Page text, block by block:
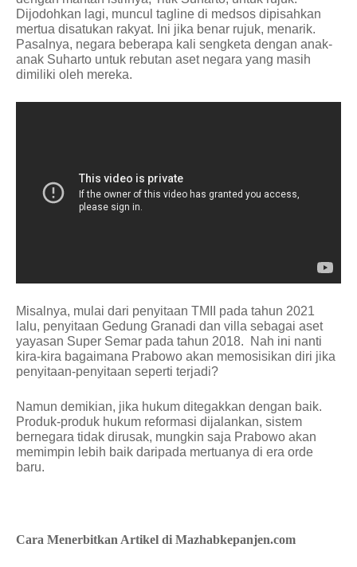
Dijodohkan lagi, muncul tagline di medsos dipisahkan
mertua disatukan rakyat. Ini jika benar rujuk, menarik.
Pasalnya, negara beberapa kali sengketa dengan anak-
anak Suharto untuk rebutan aset negara yang masih
dimiliki oleh mereka.
Misalnya, mulai dari penyitaan TMII pada tahun 2021
lalu, penyitaan Gedung Granadi dan villa sebagai aset
yayasan Super Semar pada tahun 2018.
Nah ini nanti
kira-kira bagaimana Prabowo akan memosisikan diri jika
penyitaan-penyitaan seperti terjadi?
Namun demikian, jika hukum ditegakkan dengan baik.
Produk-produk hukum reformasi dijalankan, sistem
bernegara tidak dirusak, mungkin saja Prabowo akan
memimpin lebih baik daripada mertuanya di era orde
baru.
Cara Menerbitkan Artikel di Mazhabkepanjen.com